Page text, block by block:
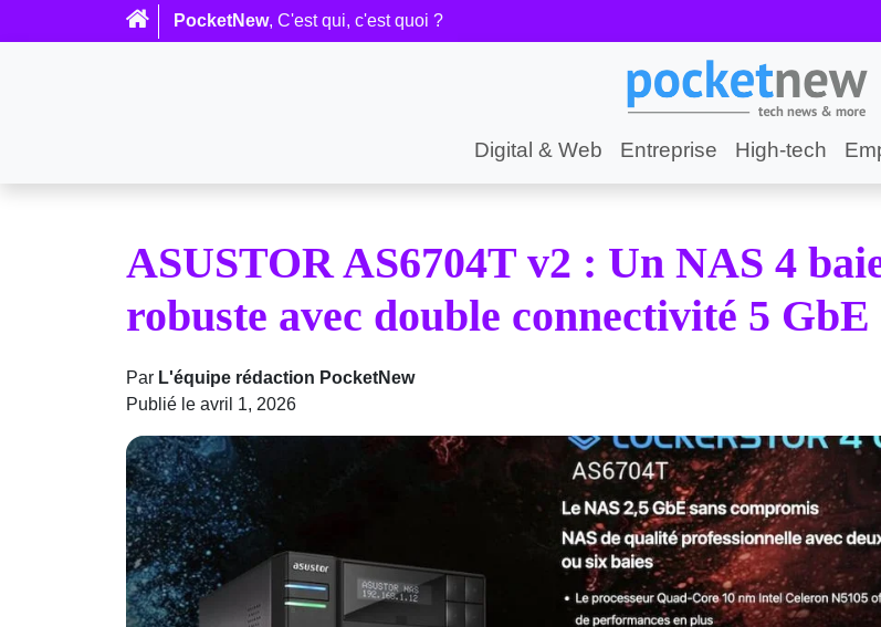
PocketNew, C'est qui, c'est quoi ?
Digital & Web Entreprise High-tech
ASUSTOR AS6704T v2 : Un NAS 4
robuste avec double connectivité 5 GbE
Par L'équipe rédaction PocketNew
Publié le avril 1, 2026